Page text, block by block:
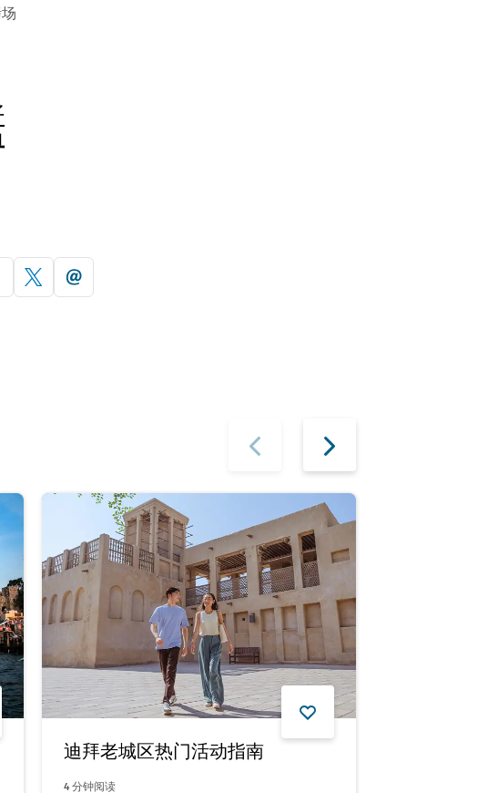
迪拜老城区热门活动指南
4分钟阅读